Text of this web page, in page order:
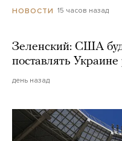
НОВОСТИ 15 часов назад
Зеленский: США
поставлять
день назад